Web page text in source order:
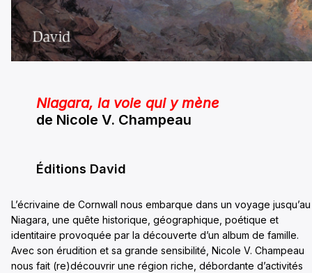
Niagara, la voie qui y mène
de Nicole V. Champeau
Éditions David
L’écrivaine de Cornwall nous embarque dans un voyage jusqu’au
Niagara, une quête historique, géographique, poétique et
identitaire provoquée par la découverte d’un album de famille.
Avec son érudition et sa grande sensibilité, Nicole V. Champeau
nous fait (re)découvrir une région riche, débordante d’activités